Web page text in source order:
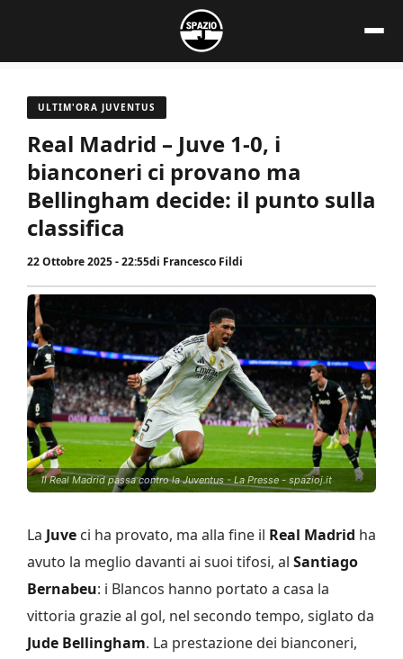
contenuto
ULTIM'ORA JUVENTUS
Real Madrid – Juve 1-0, i
bianconeri ci provano ma
Bellingham decide: il punto sulla
classifica
22 Ottobre 2025 - 22:55di Francesco Fildi
Il Real Madrid passa contro la Juventus - La Presse - spazioj.it
La Juve ci ha provato, ma alla fine il Real Madrid ha
avuto la meglio davanti ai suoi tifosi, al Santiago
Bernabeu: i Blancos hanno portato a casa la
vittoria grazie al gol, nel secondo tempo, siglato da
Jude Bellingham. La prestazione dei bianconeri,